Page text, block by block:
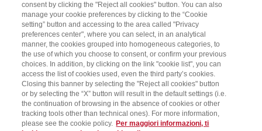
consent by clicking the "Reject all cookies" button. You can also
manage your cookie preferences by clicking to the “Cookie
setting” button and accessing to the area called "Privacy
preferences center", where you can select, in an analytical
manner, the cookies grouped into homogeneous categories, to
the use of which you choose to consent, or confirm your previous
choices. In addition, by clicking on the link "cookie list", you can
access the list of cookies used, even the third party’s cookies.
Closing this banner by selecting the "Reject all cookies" button
or by selecting the “X” button will result in the default settings (i.e.
the continuation of browsing in the absence of cookies or other
tracking tools other than technical ones). For more information,
please see the cookie policy. Per maggiori informazioni, ti